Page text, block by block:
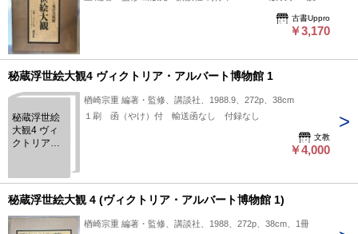
明：『秘蔵浮世絵大観 12 (ベルリン東洋美術館)』は、楢崎宗
重が編著・監修を務めた講談社刊の一冊で、1988年3月に刊行
浮世絵を中心に紹介しており、当時の浮世絵の多様な表現や歴
史的背景に触れられる内容となっています。浮世絵に興味のあ
古書Uppro
￥3,170
秘蔵浮世絵大観4 ヴィクトリア・アルバート博物館 1
秘蔵浮世絵
大観4 ヴィ
クトリア・
楢崎宗重 編著・監修、講談社、1988.9、272p、38cm
１刷 函（やけ）付 輸送函なし 付録なし
文教
￥4,000
秘蔵浮世絵大観 4 (ヴィクトリア・アルバート博物館 1)
楢崎宗重 編著・監修、講談社、1988、272p、38cm、1冊